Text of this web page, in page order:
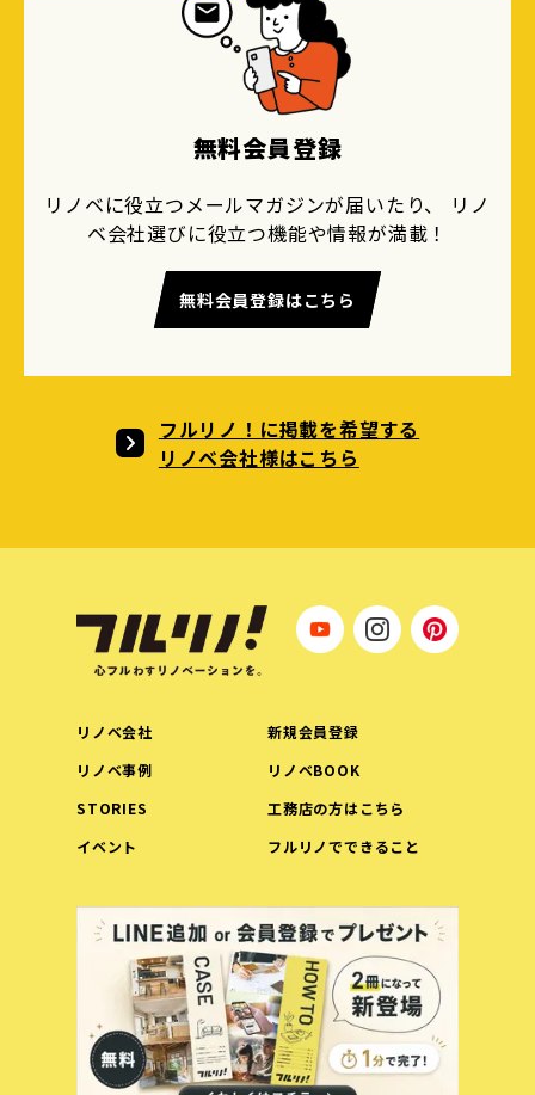
無料会員登録
リノベに役立つメールマガジンが届いたり、 リノ
ベ会社選びに役立つ機能や情報が満載！
無料会員登録はこちら
フルリノ！に掲載を希望する
リノベ会社様はこちら
リノベ会社
新規会員登録
リノベ事例
リノベBOOK
STORIES
工務店の方はこちら
イベント
フルリノでできること